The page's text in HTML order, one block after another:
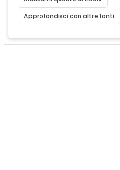
Approfondisci con altre fonti